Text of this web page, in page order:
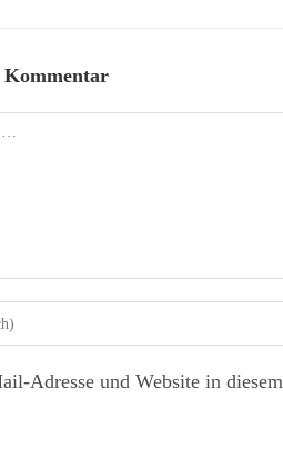
Kommentar
Adresse und Website in